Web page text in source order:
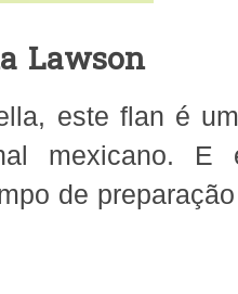
Lawson
este flan é
mexicano.
de